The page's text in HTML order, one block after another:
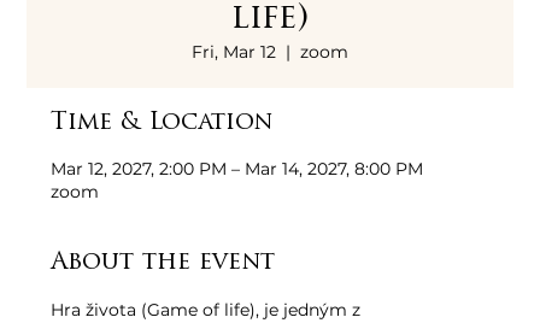
life)
Fri, Mar 12
  |
zoom
Time & Location
Mar 12, 2027, 2:00 PM – Mar 14, 2027, 8:00 PM
zoom
About the event
Hra života (Game of life), je jedným z